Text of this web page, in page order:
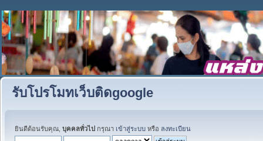
รับโปรโมทเว็บติดgoogle
ยินดีต้อนรับคุณ, บุคคลทั่วไป กรุณา เข้าสู่ระบบ หรือ ลงทะเบียน